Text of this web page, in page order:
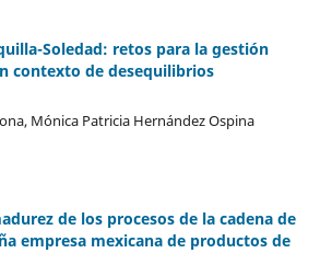
Soledad: retos para la gestión
contexto de desequilibrios
Mónica Patricia Hernández Ospina
de los procesos de la cadena de
empresa mexicana de productos de